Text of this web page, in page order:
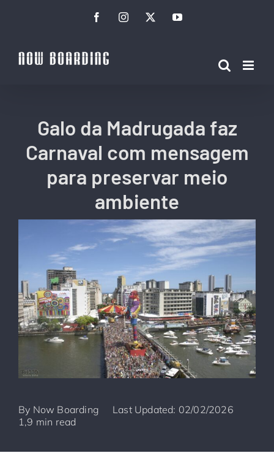
conteúdo
FacebookInstagramTwitterYouTube
Galo da Madrugada faz
Carnaval com mensagem
para preservar meio
ambiente
By Now Boarding
Last Updated: 02/02/2026
1,9 min read